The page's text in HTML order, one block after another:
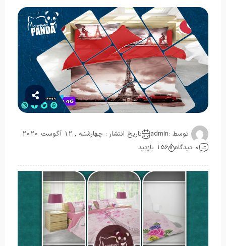
توسط :admin
تاریخ انتشار : چهارشنبه , 12 آگوست 2020
0 دیدگاه
156 بازدید